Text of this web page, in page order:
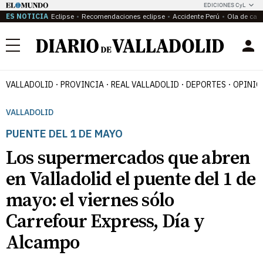
EDICIONES CyL
ES NOTICIA Eclipse Recomendaciones eclipse Accidente Perú Ola de
Menú
VALLADOLID PROVINCIA REAL VALLADOLID DEPORTES
VALLADOLID
PUENTE DEL 1 DE MAYO
Los supermercados que abren
en Valladolid el puente del 1 de
mayo: el viernes sólo
Carrefour Express, Día y
Alcampo